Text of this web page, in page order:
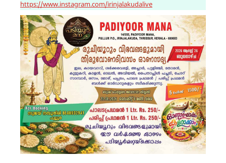
https://www.instagram.com/irinjalakudalive